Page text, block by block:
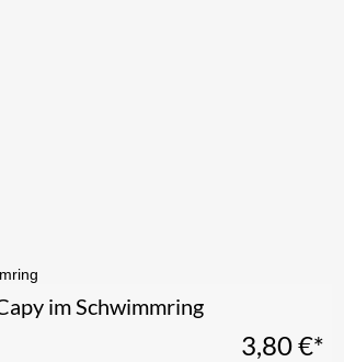
im Schwimmring
3,80€*